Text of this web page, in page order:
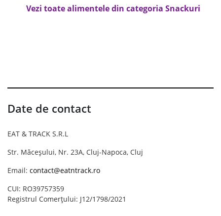
Vezi toate alimentele din categoria Snackuri
Date de contact
EAT & TRACK S.R.L
Str. Măceșului, Nr. 23A, Cluj-Napoca, Cluj
Email: contact@eatntrack.ro
CUI: RO39757359
Registrul Comerțului: J12/1798/2021